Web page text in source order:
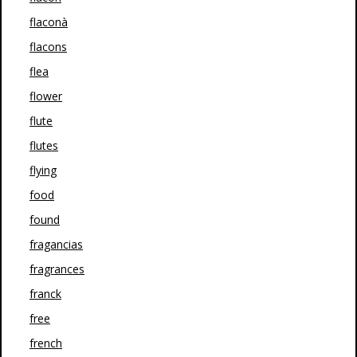
flaconà
flacons
flea
flower
flute
flutes
flying
food
found
fragancias
fragrances
franck
free
french